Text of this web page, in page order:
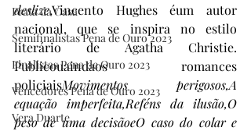
Prata da Casa
Semifinalistas Pena de Ouro 2023
Finalistas Pena de Ouro 2023
Vencedores Pena de Ouro 2023
Vera Duarte
deslize,Vincento​ Hughes éum autor
nacional, que se inspira no estilo
literário de Agatha Christie.
Publicouaindaos romances
policiaisMovimentos perigosos,A
equação imperfeita,Reféns da ilusão,O
peso de uma decisãoeO caso do colar e